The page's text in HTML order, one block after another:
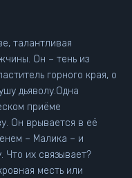
талантливая
Он – тень из
горного края, о
дьяволу.Одна
приёме
Он врывается в её
– Малика – и
Что их связывает?
месть или